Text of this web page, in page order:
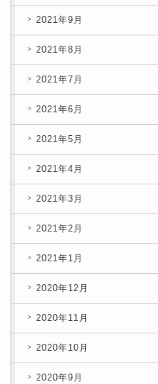
2021年9月
2021年8月
2021年7月
2021年6月
2021年5月
2021年4月
2021年3月
2021年2月
2021年1月
2020年12月
2020年11月
2020年10月
2020年9月